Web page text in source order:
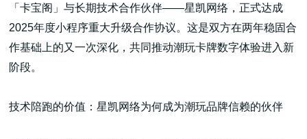
潮玩技术解决方案
「卡宝阁」与长期技术合作伙伴——星凯网络，正式达成
2025年度小程序重大升级合作协议。这是双方在两年稳固合
作基础上的又一次深化，共同推动潮玩卡牌数字体验进入新
阶段。
技术陪跑的价值：星凯网络为何成为潮玩品牌信赖的伙伴